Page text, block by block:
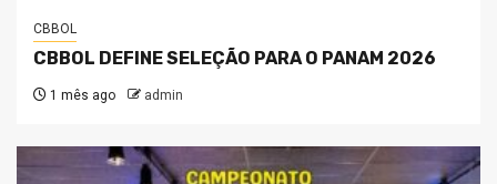
CBBOL
CBBOL DEFINE SELEÇÃO PARA O PANAM 2026
1 mês ago admin